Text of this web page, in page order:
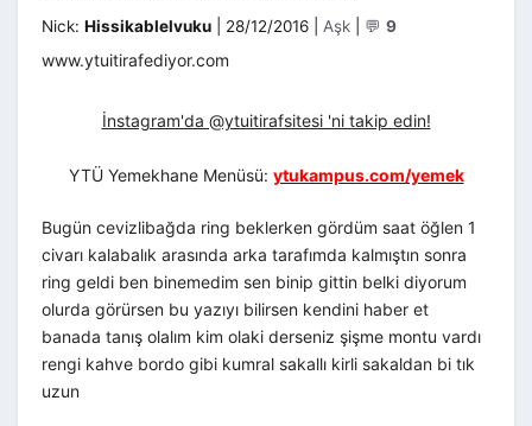
Nick: Hissikablelvuku 28/12/2016 Kategoriler
Aşk 💬 9
www.ytuitirafediyor.com
İnstagram'da @ytuitirafsitesi 'ni takip edin!
YTÜ Yemekhane Menüsü: ytukampus.com/yemek
Bugün cevizlibağda ring beklerken gördüm saat öğlen 1
civarı kalabalık arasında arka tarafımda kalmıştın sonra
ring geldi ben binemedim sen binip gittin belki diyorum
olurda görürsen bu yazıyı bilirsen kendini haber et
banada tanış olalım kim olaki derseniz şişme montu vardı
rengi kahve bordo gibi kumral sakallı kirli sakaldan bi tık
uzun